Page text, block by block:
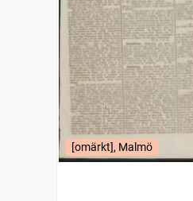
[omärkt], Malmö